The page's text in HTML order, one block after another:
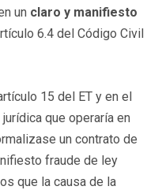
un claro y manifiesto
6.4 del Código Civil
15 del ET y en el
que operaría en
un contrato de
fraude de ley
que la causa de la